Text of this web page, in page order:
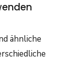
ähnliche